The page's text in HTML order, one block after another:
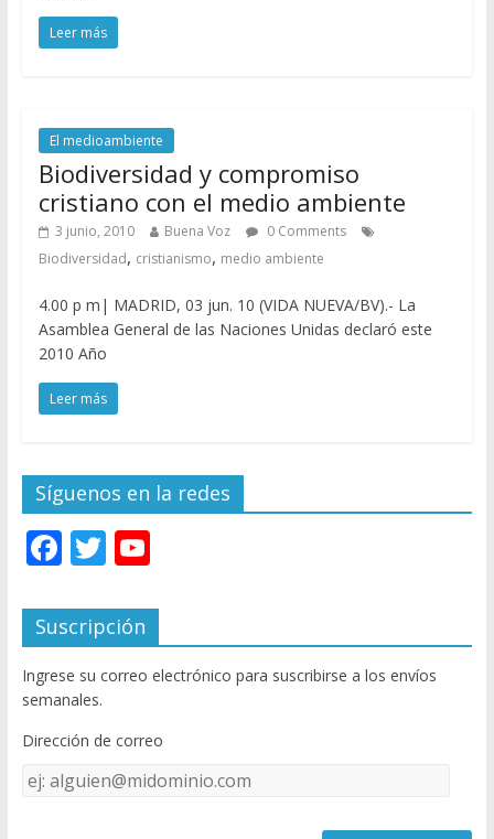
Leer más
El medioambiente
Biodiversidad y compromiso
cristiano con el medio ambiente
3 junio, 2010 Buena Voz
0 Comments
Biodiversidad, cristianismo, medio ambiente
4.00 p m| MADRID, 03 jun. 10 (VIDA NUEVA/BV).- La
Asamblea General de las Naciones Unidas declaró este
2010 Año
Leer más
Síguenos en la redes
F
e
b
o
o
k
T
itt
er
Y
u
T
u
e
C
Suscripción
Ingrese su correo electrónico para suscribirse a los envíos
semanales.
Dirección de correo
Dirección
de